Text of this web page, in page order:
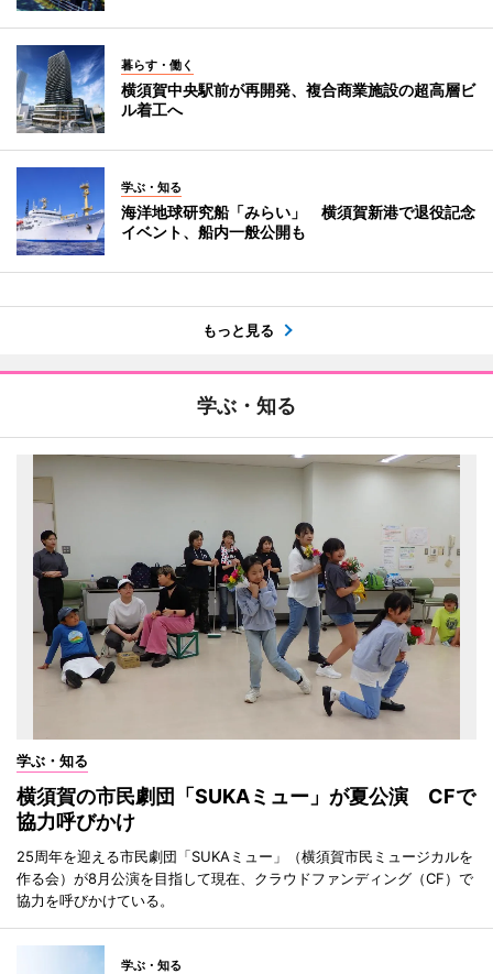
暮らす・働く
横須賀中央駅前が再開発、複合商業施設の超高層ビ
ル着工へ
学ぶ・知る
海洋地球研究船「みらい」 横須賀新港で退役記念
イベント、船内一般公開も
もっと見る
学ぶ・知る
学ぶ・知る
横須賀の市民劇団「SUKAミュー」が夏公演 CFで
協力呼びかけ
25周年を迎える市民劇団「SUKAミュー」（横須賀市民ミュージカルを
作る会）が8月公演を目指して現在、クラウドファンディング（CF）で
協力を呼びかけている。
学ぶ・知る